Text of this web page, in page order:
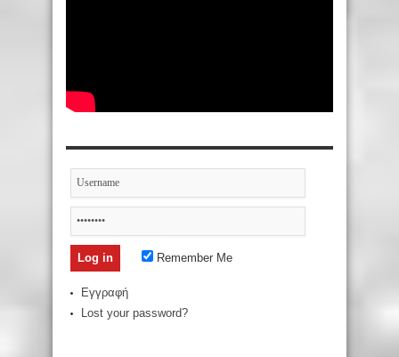
Remember Me
Εγγραφή
Lost your password?